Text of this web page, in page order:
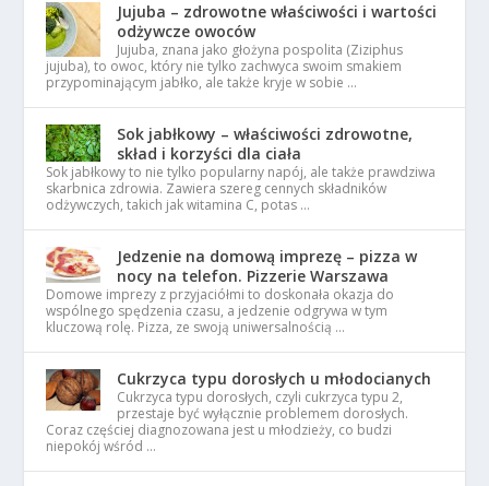
Jujuba – zdrowotne właściwości i wartości
odżywcze owoców
Jujuba, znana jako głożyna pospolita (Ziziphus
jujuba), to owoc, który nie tylko zachwyca swoim smakiem
przypominającym jabłko, ale także kryje w sobie …
Sok jabłkowy – właściwości zdrowotne,
skład i korzyści dla ciała
Sok jabłkowy to nie tylko popularny napój, ale także prawdziwa
skarbnica zdrowia. Zawiera szereg cennych składników
odżywczych, takich jak witamina C, potas …
Jedzenie na domową imprezę – pizza w
nocy na telefon. Pizzerie Warszawa
Domowe imprezy z przyjaciółmi to doskonała okazja do
wspólnego spędzenia czasu, a jedzenie odgrywa w tym
kluczową rolę. Pizza, ze swoją uniwersalnością …
Cukrzyca typu dorosłych u młodocianych
Cukrzyca typu dorosłych, czyli cukrzyca typu 2,
przestaje być wyłącznie problemem dorosłych.
Coraz częściej diagnozowana jest u młodzieży, co budzi
niepokój wśród …